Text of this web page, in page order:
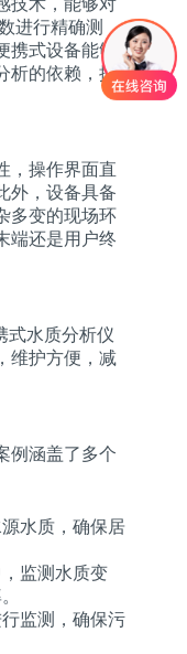
技术，能够对
进行精确测
式设备能够
析的依赖，提
，操作界面直
外，设备具备
多变的现场环
端还是用户终
式水质分析仪
维护方便，减
例涵盖了多个
源水质，确保居
，监测水质变
监测，确保污